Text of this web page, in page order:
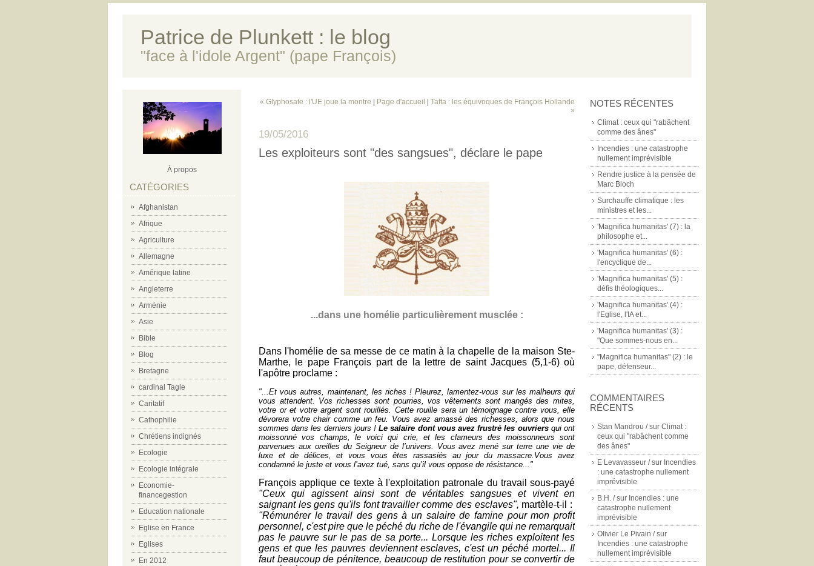
Patrice de Plunkett : le blog
"face à l'idole Argent" (pape François)
À propos
CATÉGORIES
Afghanistan
Afrique
Agriculture
Allemagne
Amérique latine
Angleterre
Arménie
Asie
Bible
Blog
Bretagne
cardinal Tagle
Caritatif
Cathophilie
Chrétiens indignés
Ecologie
Ecologie intégrale
Economie-
financegestion
Education nationale
Eglise en France
Eglises
En 2012
NOTES RÉCENTES
Climat : ceux qui "rabâchent
comme des ânes"
Incendies : une catastrophe
nullement imprévisible
Rendre justice à la pensée de
Marc Bloch
Surchauffe climatique : les
ministres et les...
'Magnifica humanitas' (7) : la
philosophe et...
'Magnifica humanitas' (6) :
l'encyclique de...
'Magnifica humanitas' (5) :
défis théologiques...
'Magnifica humanitas' (4) :
l'Eglise, l'IA et...
'Magnifica humanitas' (3) :
"Que sommes-nous en...
"Magnifica humanitas" (2) : le
pape, défenseur...
COMMENTAIRES
RÉCENTS
Stan Mandrou /sur Climat :
ceux qui "rabâchent comme
des ânes"
E Levavasseur /sur Incendies
: une catastrophe nullement
imprévisible
B.H. /sur Incendies : une
catastrophe nullement
imprévisible
Olivier Le Pivain /sur
Incendies : une catastrophe
nullement imprévisible
« Glyphosate : l'UE joue la montre Page d'accueil
Tafta : les équivoques de François Hollande
»
19/05/2016
Les exploiteurs sont "des sangsues", déclare le pape
...dans une homélie particulièrement musclée :
Dans l'homélie de sa messe de ce matin à la chapelle de la maison Ste-
Marthe, le pape François part de la lettre de saint Jacques (5,1-6) où
l'apôtre proclame :
"...Et vous autres, maintenant, les riches ! Pleurez, lamentez-vous sur les malheurs qui
vous attendent. Vos richesses sont pourries, vos vêtements sont mangés des mites,
votre or et votre argent sont rouillés. Cette rouille sera un témoignage contre vous, elle
dévorera votre chair comme un feu. Vous avez amassé des richesses, alors que nous
sommes dans les derniers jours ! Le salaire dont vous avez frustré les ouvriersqui ont
moissonné vos champs, le voici qui crie, et les clameurs des moissonneurs sont
parvenues aux oreilles du Seigneur de l’univers. Vous avez mené sur terre une vie de
luxe et de délices, et vous vous êtes rassasiés au jour du massacre. Vous avez
condamné le juste et vous l’avez tué, sans qu’il vous oppose de résistance..."
François applique ce texte à l'exploitation patronale du travail sous-payé
"Ceux qui agissent ainsi sont de véritables sangsues et vivent en
saignant les gens qu'ils font travailler comme des esclaves", martèle-t-il :
"Rémunérer le travail des gens à un salaire de famine pour mon profit
personnel, c'est pire que le péché du riche de l'évangile qui ne remarquait
pas le pauvre sur le pas de sa porte... Lorsque les riches exploitent les
gens et que les pauvres deviennent esclaves, c'est un péché mortel... Il
faut beaucoup de pénitence, beaucoup de restitution pour se convertir de